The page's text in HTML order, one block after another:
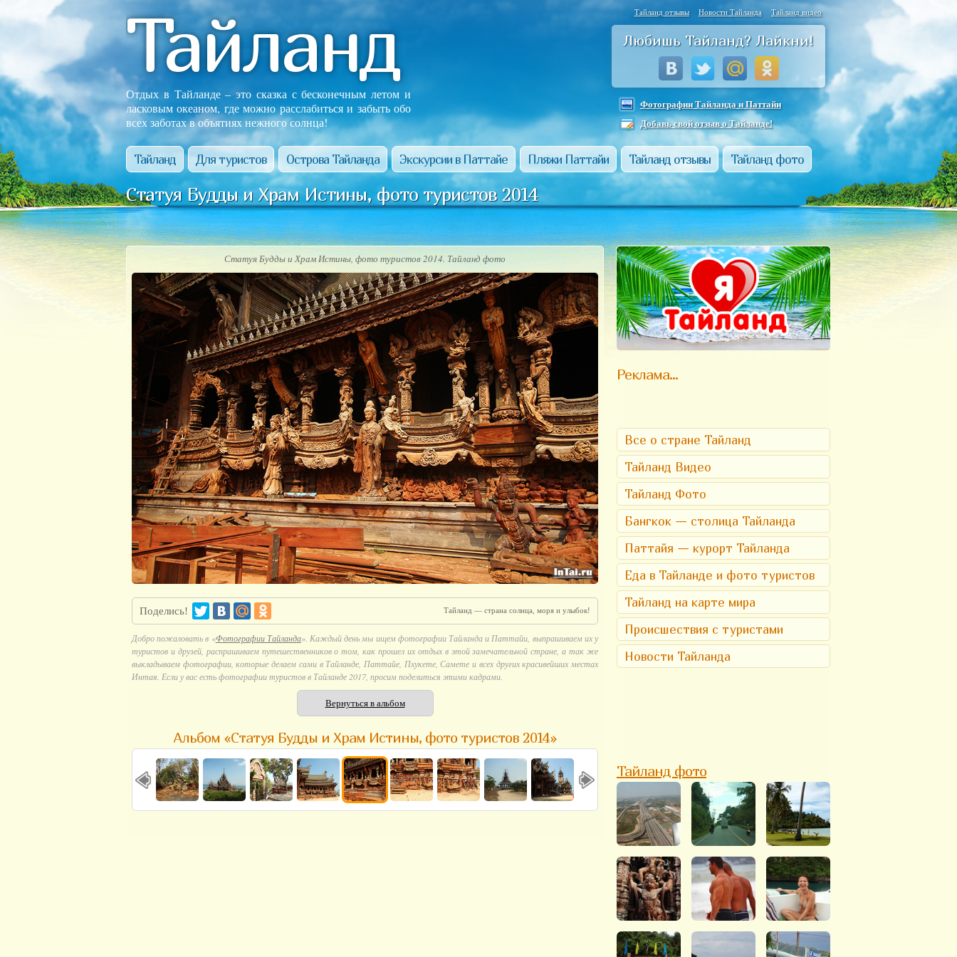
Тайланд
Отдых в Тайланде – это сказка с бесконечным летом и
ласковым океаном, где можно расслабиться и забыть обо
всех заботах в объятиях нежного солнца!
Тайланд отзывы Новости Тайланда Тайланд видео
Любишь Тайланд? Лайкни!
Фотографии Тайланда и Паттайи
Добавь свой отзыв о Тайланде!
Тайланд Для туристов Острова Тайланда Экскурсии в Паттайе Пляжи Паттайи Тайланд отзывы Тайланд фото
Статуя Будды и Храм Истины, фото туристов 2014
Статуя Будды и Храм Истины, фото туристов 2014. Тайланд фото
Поделись! Тайланд — страна солнца, моря и улыбок!
Добро пожаловать в «Фотографии Тайланда». Каждый день мы ищем фотографии Тайланда и Паттайи, выпрашиваем их у
туристов и друзей, распрашиваем путешественников о том, как прошел их отдых в этой замечательной стране, а так же
выкладываем фотографии, которые делаем сами в Тайланде, Паттайе, Пхукете, Самете и всех других красивейших местах
Интая. Если у вас есть фотографии туристов в Тайланде 2017, просим поделиться этими кадрами.
Вернуться в альбом
Альбом «Статуя Будды и Храм Истины, фото туристов 2014»
Реклама...
Все о стране Тайланд
Тайланд Видео
Тайланд Фото
Бангкок — столица Тайланда
Паттайя — курорт Тайланда
Еда в Тайланде и фото туристов
Тайланд на карте мира
Происшествия с туристами
Новости Тайланда
Тайланд фото